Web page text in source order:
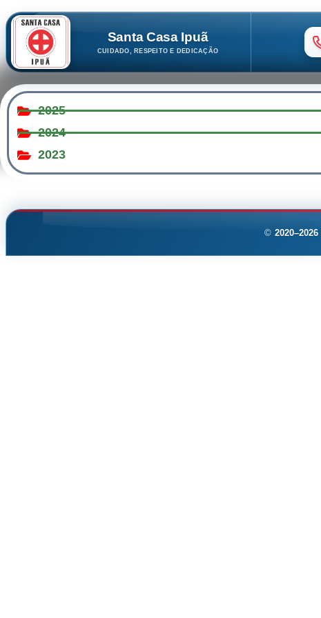
Santa Casa Ipuã
CUIDADO, RESPEITO E DEDICAÇÃO
2025
2024
2023
© 2020–2026